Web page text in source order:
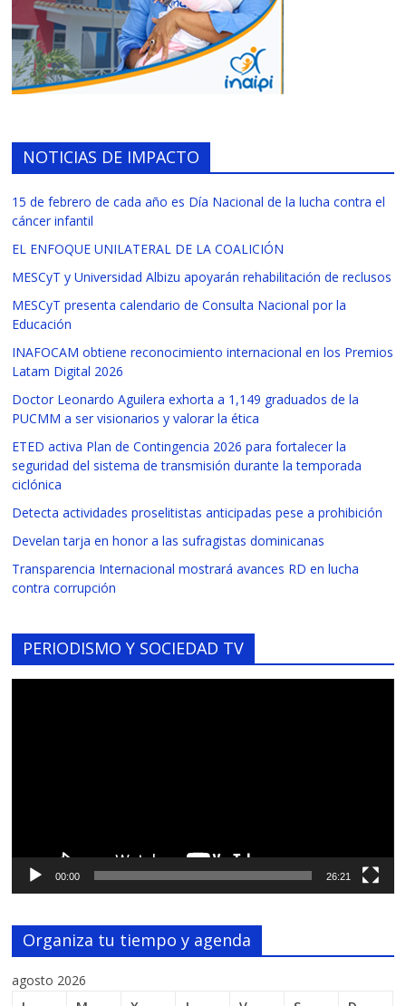
NOTICIAS DE IMPACTO
15 de febrero de cada año es Día Nacional de la lucha contra el
cáncer infantil
EL ENFOQUE UNILATERAL DE LA COALICIÓN
MESCyT y Universidad Albizu apoyarán rehabilitación de reclusos
MESCyT presenta calendario de Consulta Nacional por la
Educación
INAFOCAM obtiene reconocimiento internacional en los Premios
Latam Digital 2026
Doctor Leonardo Aguilera exhorta a 1,149 graduados de la
PUCMM a ser visionarios y valorar la ética
ETED activa Plan de Contingencia 2026 para fortalecer la
seguridad del sistema de transmisión durante la temporada
ciclónica
Detecta actividades proselitistas anticipadas pese a prohibición
Develan tarja en honor a las sufragistas dominicanas
Transparencia Internacional mostrará avances RD en lucha
contra corrupción
PERIODISMO Y SOCIEDAD TV
00:00 26:21
Organiza tu tiempo y agenda
agosto 2026